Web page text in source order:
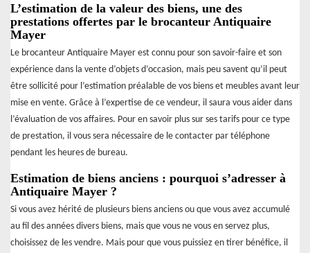
L’estimation de la valeur des biens, une des
prestations offertes par le brocanteur Antiquaire
Mayer
Le brocanteur Antiquaire Mayer est connu pour son savoir-faire et son
expérience dans la vente d’objets d’occasion, mais peu savent qu’il peut
être sollicité pour l’estimation préalable de vos biens et meubles avant leur
mise en vente. Grâce à l’expertise de ce vendeur, il saura vous aider dans
l’évaluation de vos affaires. Pour en savoir plus sur ses tarifs pour ce type
de prestation, il vous sera nécessaire de le contacter par téléphone
pendant les heures de bureau.
Estimation de biens anciens : pourquoi s’adresser à
Antiquaire Mayer ?
Si vous avez hérité de plusieurs biens anciens ou que vous avez accumulé
au fil des années divers biens, mais que vous ne vous en servez plus,
choisissez de les vendre. Mais pour que vous puissiez en tirer bénéfice, il